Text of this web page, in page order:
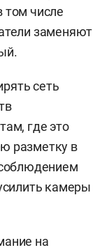
том числе
заменяют
сеть
где это
разметку в
камеры
на